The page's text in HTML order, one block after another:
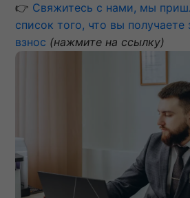
👉 Свяжитесь с нами, мы
список того, что вы
взнос (нажмите на ссылку)